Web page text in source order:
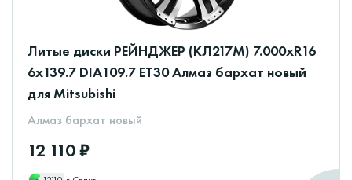
Литые диски РЕЙНДЖЕР (КЛ217М) 7.000xR16
6x139.7 DIA109.7 ET30 Алмаз бархат новый
для Mitsubishi
Алмаз бархат новый
12 110 ₽